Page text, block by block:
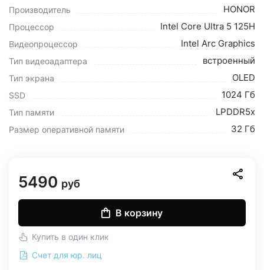
Производитель HONOR
Процессор Intel Core Ultra 5 125H
Видеопроцессор Intel Arc Graphics
Тип видеоадаптера встроенный
Тип экрана OLED
SSD 1024 Гб
Тип памяти LPDDR5x
Размер оперативной памяти 32 Гб
5490 руб
В корзину
Купить в один клик
Счет для юр. лиц